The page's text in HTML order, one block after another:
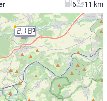
6 11 km
2.189